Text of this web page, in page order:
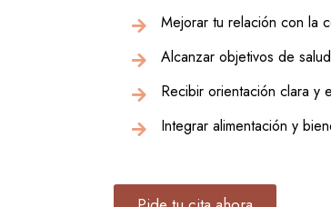
Mejorar tu relación con la
Alcanzar objetivos de
Recibir orientación clara y
Integrar alimentación y